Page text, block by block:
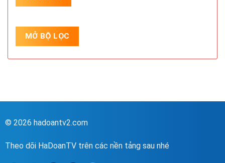
© 2026 hadoantv2.com
Theo dõi HaDoanTV trên các nền tảng sau nhé